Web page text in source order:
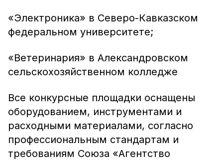
«Электроника» в Северо-Кавказском
федеральном университете;
«Ветеринария» в Александровском
сельскохозяйственном колледже
Все конкурсные площадки оснащены
оборудованием, инструментами и
расходными материалами, согласно
профессиональным стандартам и
требованиям Союза «Агентство